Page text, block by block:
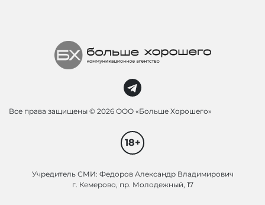
Все права защищены © 2026 ООО «Больше Хорошего»
18+
Учредитель СМИ: Федоров Александр Владимирович
г. Кемерово, пр. Молодежный, 17